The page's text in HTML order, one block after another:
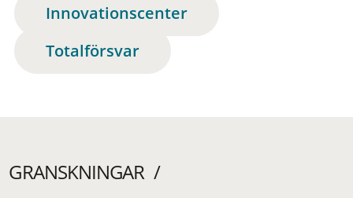
Innovationscenter
Totalförsvar
GRANSKNINGAR